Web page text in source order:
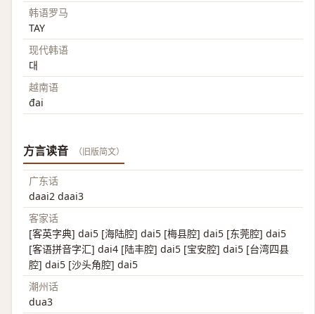
韩语罗马
TAY
现代韩语
대
越南语
đai
方言读音 （旧版简文）
广东话
daai2 daai3
客家话
[客英字典] dai5 [海陆腔] dai5 [梅县腔] dai5 [东莞腔] dai5
[客语拼音字汇] dai4 [陆丰腔] dai5 [宝安腔] dai5 [台湾四县
腔] dai5 [沙头角腔] dai5
潮州话
dua3